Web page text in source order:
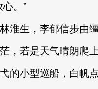
。”
生，李郁信步由缰
若是天气晴朗爬上
小型巡船，白帆点